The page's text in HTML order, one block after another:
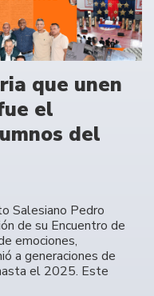
que unen
el
del
Salesiano Pedro
de su Encuentro de
emociones,
a generaciones de
el 2025. Este